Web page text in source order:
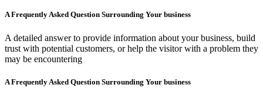
A Frequently Asked Question Surrounding Your business
A detailed answer to provide information about your business, build
trust with potential customers, or help the visitor with a problem they
may be encountering
A Frequently Asked Question Surrounding Your business